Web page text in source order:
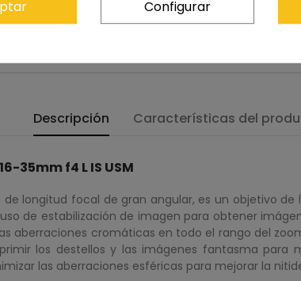
Descripción Características del
35mm f4 L IS USM
de longitud focal de gran angular, es un objetivo
de estabilización de imagen para obtener
aberraciones cromáticas en todo el rango del
los destellos y las imágenes fantasma
las aberraciones esféricas para mejorar la
Configurar